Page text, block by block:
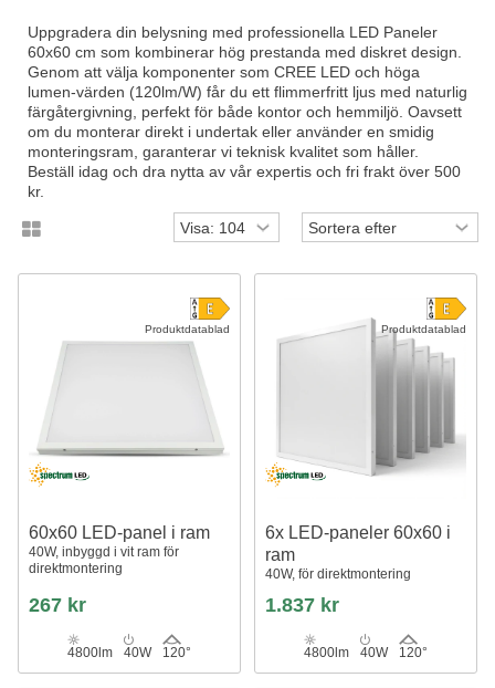
Uppgradera din belysning med professionella LED Paneler
60x60 cm som kombinerar hög prestanda med diskret design.
Genom att välja komponenter som CREE LED och höga
lumen-värden (120lm/W) får du ett flimmerfritt ljus med naturlig
färgåtergivning, perfekt för både kontor och hemmiljö. Oavsett
om du monterar direkt i undertak eller använder en smidig
monteringsram, garanterar vi teknisk kvalitet som håller.
Beställ idag och dra nytta av vår expertis och fri frakt över 500
kr.
Produktdatablad
60x60 LED-panel i ram
40W, inbyggd i vit ram för
direktmontering
267 kr
4800lm 40W 120°
Produktdatablad
6x LED-paneler 60x60 i
ram
40W, för direktmontering
1.837 kr
4800lm 40W 120°